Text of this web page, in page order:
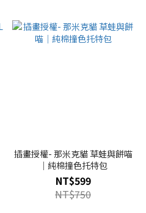
插畫授權- 那米克貓 草蛙與餅喵
｜純棉撞色托特包
NT$599
NT$750